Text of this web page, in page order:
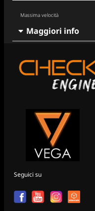
Massima velocità
Maggiori info
Seguici su